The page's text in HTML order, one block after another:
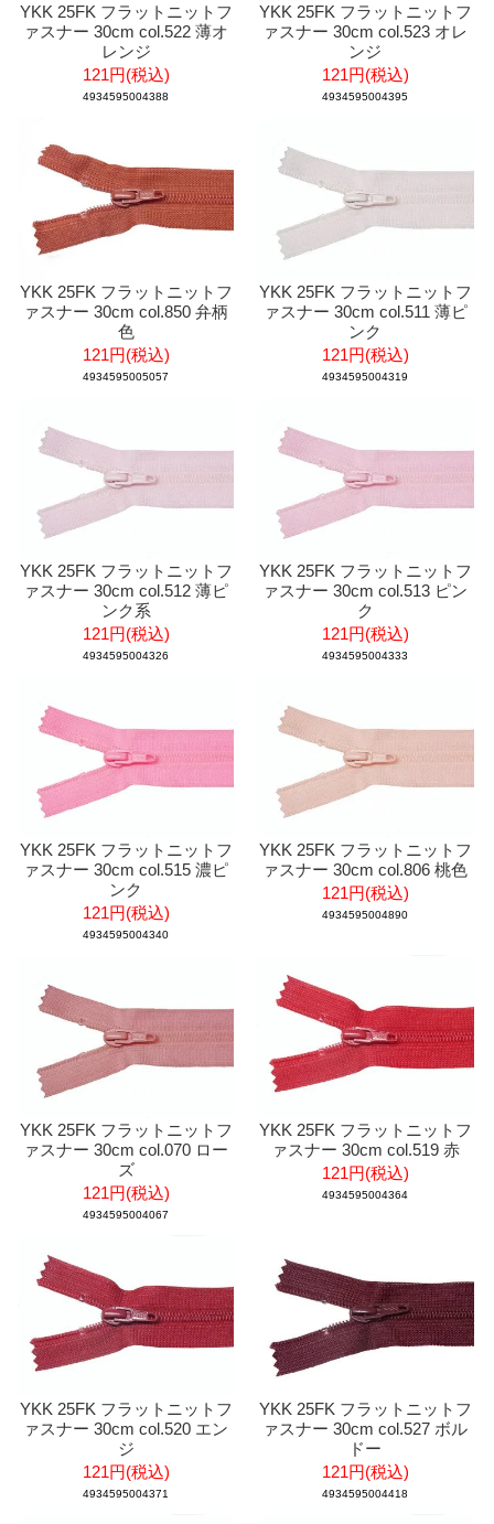
YKK 25FK フラットニットフ
ァスナー 30cm col.522 薄オ
レンジ
121円(税込)
4934595004388
YKK 25FK フラットニットフ
ァスナー 30cm col.523 オレ
ンジ
121円(税込)
4934595004395
YKK 25FK フラットニットフ
ァスナー 30cm col.850 弁柄
色
121円(税込)
4934595005057
YKK 25FK フラットニットフ
ァスナー 30cm col.511 薄ピ
ンク
121円(税込)
4934595004319
YKK 25FK フラットニットフ
ァスナー 30cm col.512 薄ピ
ンク系
121円(税込)
4934595004326
YKK 25FK フラットニットフ
ァスナー 30cm col.513 ピン
ク
121円(税込)
4934595004333
YKK 25FK フラットニットフ
ァスナー 30cm col.515 濃ピ
ンク
121円(税込)
4934595004340
YKK 25FK フラットニットフ
ァスナー 30cm col.806 桃色
121円(税込)
4934595004890
YKK 25FK フラットニットフ
ァスナー 30cm col.070 ロー
ズ
121円(税込)
4934595004067
YKK 25FK フラットニットフ
ァスナー 30cm col.519 赤
121円(税込)
4934595004364
YKK 25FK フラットニットフ
ァスナー 30cm col.520 エン
ジ
121円(税込)
4934595004371
YKK 25FK フラットニットフ
ァスナー 30cm col.527 ボル
ドー
121円(税込)
4934595004418